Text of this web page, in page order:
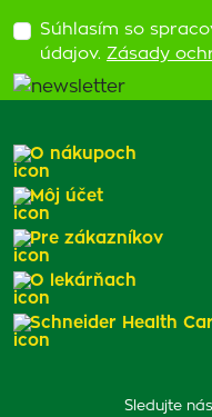
Súhlasím so
údajov. Zásady
Sledujte nás
O nákupoch
Môj účet
Pre zákazníkov
O lekárňach
Schneider Health